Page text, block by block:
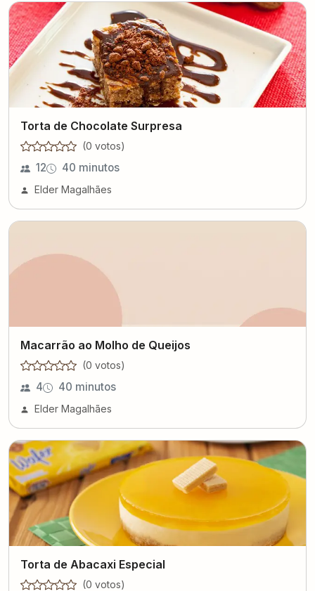
Torta de Chocolate Surpresa
(0 votos)
12 40 minutos
Elder Magalhães
Macarrão ao Molho de Queijos
(0 votos)
4 40 minutos
Elder Magalhães
Torta de Abacaxi Especial
(0 votos)